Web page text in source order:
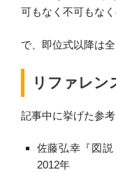
可もなく不可もな
で、即位式以降は
リファレン
記事中に挙げた参
佐藤弘幸『図説
2012年